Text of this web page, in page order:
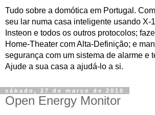
Tudo sobre a domótica em Portugal.
seu lar numa casa inteligente usando X-
Insteon e todos os outros protocolos;
Home-Theater com Alta-Definição; e
segurança com um sistema de alarme e
Ajude a sua casa a ajudá-lo a si.
sábado, 27 de março de 2010
Open Energy Monitor